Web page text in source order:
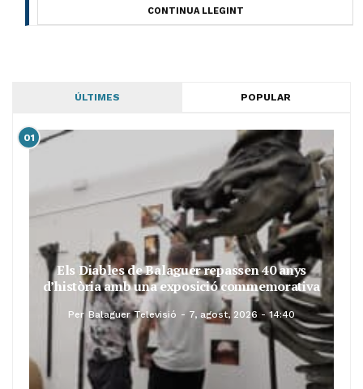
CONTINUA LLEGINT
ÚLTIMES POPULAR
01
Els Diables de Balaguer repassen 40 anys
d’història amb una exposició commemorativa
Per Balaguer Televisió 7, agost, 2026 - 14:40